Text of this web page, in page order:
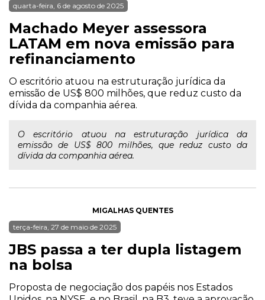
quarta-feira, 6 de agosto de 2025
Machado Meyer assessora
LATAM em nova emissão para
refinanciamento
O escritório atuou na estruturação jurídica da
emissão de US$ 800 milhões, que reduz custo da
dívida da companhia aérea.
O escritório atuou na estruturação jurídica da
emissão de US$ 800 milhões, que reduz custo da
dívida da companhia aérea.
MIGALHAS QUENTES
terça-feira, 27 de maio de 2025
JBS passa a ter dupla listagem
na bolsa
Proposta de negociação dos papéis nos Estados